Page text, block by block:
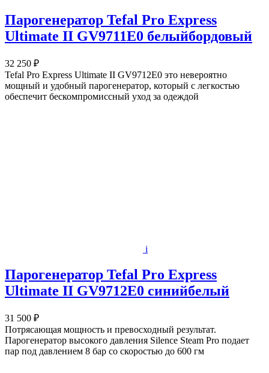
Парогенератор Tefal Pro Express
Ultimate II GV9711E0 белыйбордовый
32 250 ₽
Tefal Pro Express Ultimate II GV9712E0 это невероятно
мощный и удобный парогенератор, который с легкостью
обеспечит бескомпромиссный уход за одеждой
i
Парогенератор Tefal Pro Express
Ultimate II GV9712E0 синийбелый
31 500 ₽
Потрясающая мощность и превосходный результат.
Парогенератор высокого давления Silence Steam Pro подает
пар под давлением 8 бар со скоростью до 600 гм